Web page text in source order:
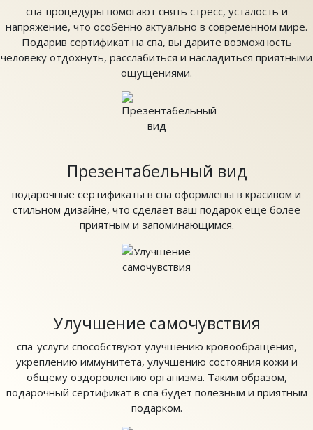
спа-процедуры помогают снять стресс, усталость и
напряжение, что особенно актуально в современном мире.
Подарив сертификат на спа, вы дарите возможность
человеку отдохнуть, расслабиться и насладиться приятными
ощущениями.
Презентабельный вид
подарочные сертификаты в спа оформлены в красивом и
стильном дизайне, что сделает ваш подарок еще более
приятным и запоминающимся.
Улучшение самочувствия
спа-услуги способствуют улучшению кровообращения,
укреплению иммунитета, улучшению состояния кожи и
общему оздоровлению организма. Таким образом,
подарочный сертификат в спа будет полезным и приятным
подарком.